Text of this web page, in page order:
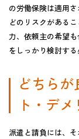
の労働保険は適用
どのリスクがある
力、依頼主の希望
をしっかり検討する
どちら
ト・デ
派遣と請負には、